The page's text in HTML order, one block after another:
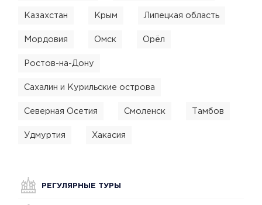
Казахстан Крым Липецкая область
Мордовия Омск Орёл
Ростов-на-Дону
Сахалин и Курильские острова
Северная Осетия Смоленск Тамбов
Удмуртия Хакасия
РЕГУЛЯРНЫЕ ТУРЫ